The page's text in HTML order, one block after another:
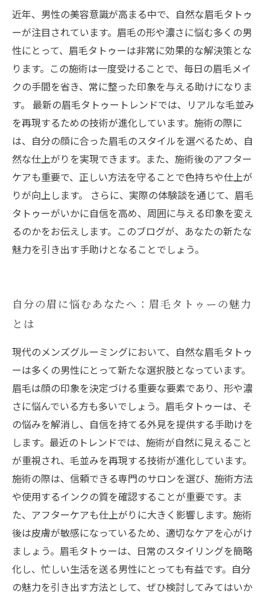
あなたも挑戦！自然な眉毛タトゥーで魅力を引
き出そう
近年、男性の美容意識が高まる中で、自然な眉毛タトゥ
ーが注目されています。眉毛の形や濃さに悩む多くの男
性にとって、眉毛タトゥーは非常に効果的な解決策とな
ります。この施術は一度受けることで、毎日の眉毛メイ
クの手間を省き、常に整った印象を与える助けになりま
す。 最新の眉毛タトゥートレンドでは、リアルな毛並み
を再現するための技術が進化しています。施術の際に
は、自分の顔に合った眉毛のスタイルを選べるため、自
然な仕上がりを実現できます。また、施術後のアフター
ケアも重要で、正しい方法を守ることで色持ちや仕上が
りが向上します。 さらに、実際の体験談を通じて、眉毛
タトゥーがいかに自信を高め、周囲に与える印象を変え
るのかをお伝えします。このブログが、あなたの新たな
魅力を引き出す手助けとなることでしょう。
自分の眉に悩むあなたへ：眉毛タトゥーの魅力
とは
現代のメンズグルーミングにおいて、自然な眉毛タトゥ
ーは多くの男性にとって新たな選択肢となっています。
眉毛は顔の印象を決定づける重要な要素であり、形や濃
さに悩んでいる方も多いでしょう。眉毛タトゥーは、そ
の悩みを解消し、自信を持てる外見を提供する手助けを
します。最近のトレンドでは、施術が自然に見えること
が重視され、毛並みを再現する技術が進化しています。
施術の際は、信頼できる専門のサロンを選び、施術方法
や使用するインクの質を確認することが重要です。ま
た、アフターケアも仕上がりに大きく影響します。施術
後は皮膚が敏感になっているため、適切なケアを心がけ
ましょう。眉毛タトゥーは、日常のスタイリングを簡略
化し、忙しい生活を送る男性にとっても有益です。自分
の魅力を引き出す方法として、ぜひ検討してみてはいか